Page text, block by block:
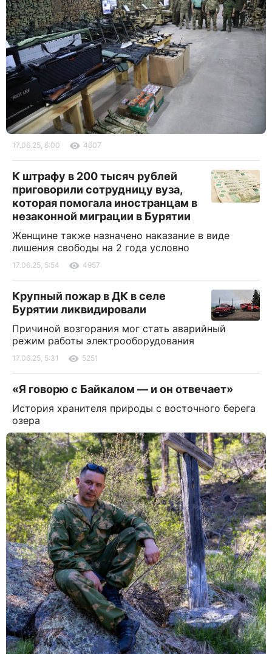
17.06.25, 6:00 4607
К штрафу в 200 тысяч рублей
приговорили сотрудницу вуза,
которая помогала иностранцам в
незаконной миграции в Бурятии
Женщине также назначено наказание в виде
лишения свободы на 2 года условно
17.06.25, 5:54 4957
Крупный пожар в ДК в селе
Бурятии ликвидировали
Причиной возгорания мог стать аварийный
режим работы электрооборудования
17.06.25, 5:31 5251
«Я говорю с Байкалом — и он отвечает»
История хранителя природы с восточного берега
озера